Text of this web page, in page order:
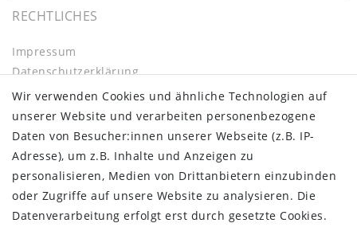
RECHTLICHES
Impressum
Daten­schutz­erklärung
AGB
Barrierefreiheitserklärung
Widerrufs­recht
Kontakt
Vertrag widerrufen
INFORMATIONEN:
Wir verwenden Cookies und ähnliche Technologien auf
unserer Website und verarbeiten personenbezogene
Daten von Besucher:innen unserer Webseite (z.B. IP-
Adresse), um z.B. Inhalte und Anzeigen zu
personalisieren, Medien von Drittanbietern einzubinden
oder Zugriffe auf unsere Website zu analysieren. Die
Datenverarbeitung erfolgt erst durch gesetzte Cookies.